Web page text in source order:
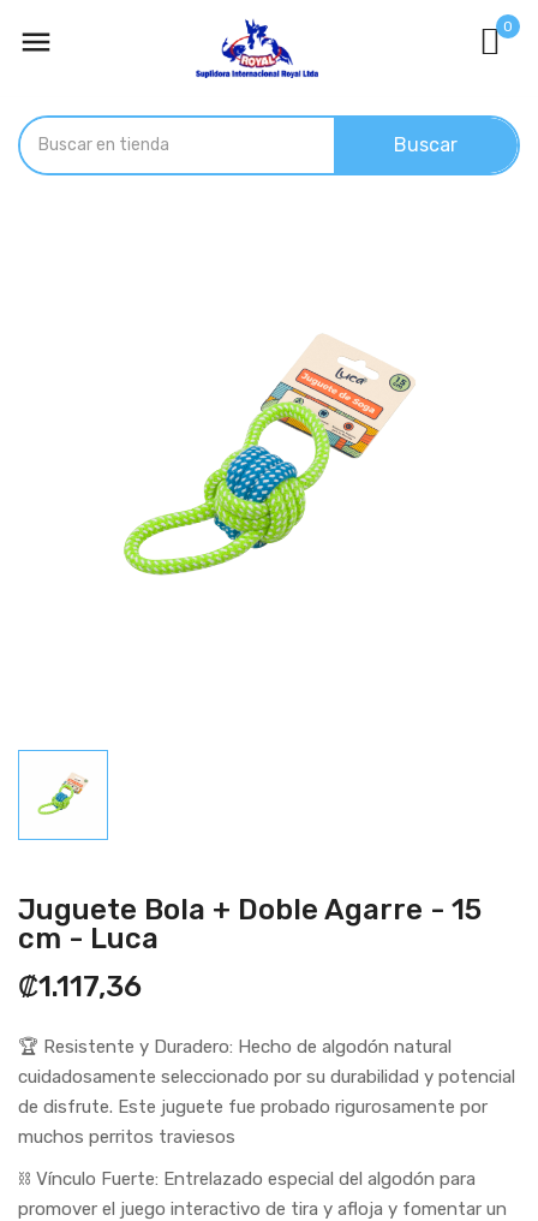
 0
Buscar
Juguete Bola + Doble Agarre - 15
cm - Luca
₡1.117,36
🏆 Resistente y Duradero: Hecho de algodón natural
cuidadosamente seleccionado por su durabilidad y potencial
de disfrute. Este juguete fue probado rigurosamente por
muchos perritos traviesos
⛓ Vínculo Fuerte: Entrelazado especial del algodón para
promover el juego interactivo de tira y afloja y fomentar un